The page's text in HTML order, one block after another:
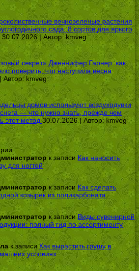
вечнозеленые растения
сада: 8 сортов для яркого
30.07.2026 | Автор:kmveg
секрет» Дженнифер Гарнер: как
поверить, что наступила весна
Автор: kmveg
домов используют воздуходувки
— что нужно знать, прежде чем
этот метод 30.07.2026 | Автор:kmveg
к записи Как наносить
для ногтей
к записи Как сделать
козырек из поликарбоната
к записиВиды сувенирной
полный гид по ассортименту
к записиКак вырастить грушу в
условиях